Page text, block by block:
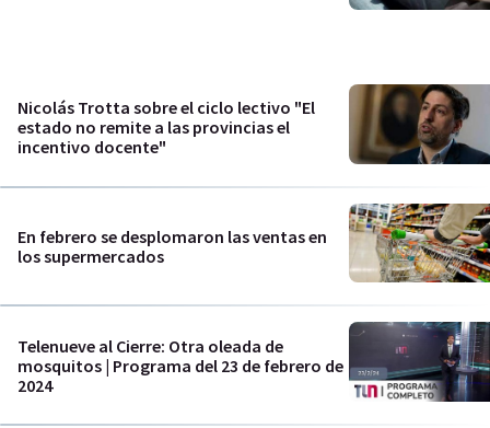
Nicolás Trotta sobre el ciclo lectivo "El
estado no remite a las provincias el
incentivo docente"
En febrero se desplomaron las ventas en
los supermercados
Telenueve al Cierre: Otra oleada de
mosquitos | Programa del 23 de febrero de
2024